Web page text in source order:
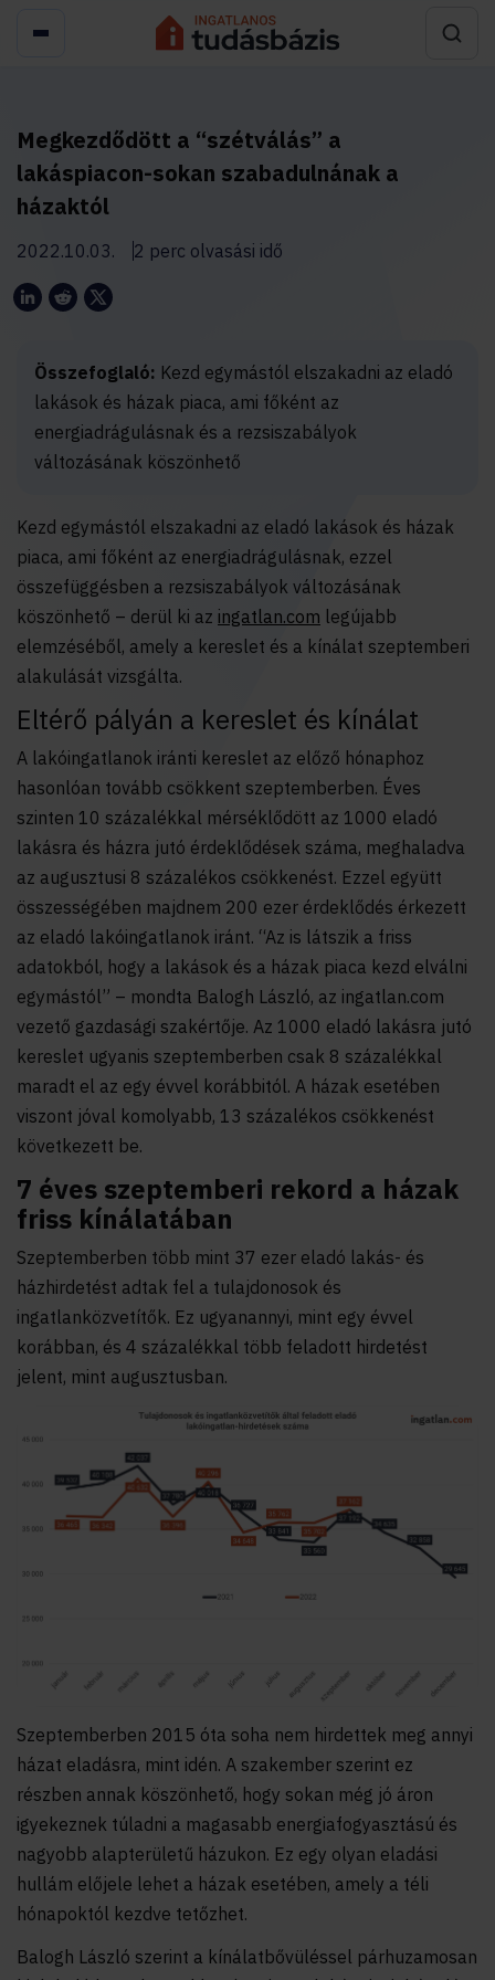
Megkezdődött a “szétválás” a
lakáspiacon-sokan szabadulnának a
házaktól
2022.10.03. 2 perc olvasási idő
Összefoglaló: Kezd egymástól elszakadni az eladó
lakások és házak piaca, ami főként az
energiadrágulásnak és a rezsiszabályok
változásának köszönhető
Kezd egymástól elszakadni az eladó lakások és házak
piaca, ami főként az energiadrágulásnak, ezzel
összefüggésben a rezsiszabályok változásának
köszönhető – derül ki az ingatlan.com legújabb
elemzéséből, amely a kereslet és a kínálat szeptemberi
alakulását vizsgálta.
Eltérő pályán a kereslet és kínálat
A lakóingatlanok iránti kereslet az előző hónaphoz
hasonlóan tovább csökkent szeptemberben. Éves
szinten 10 százalékkal mérséklődött az 1000 eladó
lakásra és házra jutó érdeklődések száma, meghaladva
az augusztusi 8 százalékos csökkenést. Ezzel együtt
összességében majdnem 200 ezer érdeklődés érkezett
az eladó lakóingatlanok iránt. “Az is látszik a friss
adatokból, hogy a lakások és a házak piaca kezd elválni
egymástól” – mondta Balogh László, az ingatlan.com
vezető gazdasági szakértője. Az 1000 eladó lakásra jutó
kereslet ugyanis szeptemberben csak 8 százalékkal
maradt el az egy évvel korábbitól. A házak esetében
viszont jóval komolyabb, 13 százalékos csökkenést
következett be.
7 éves szeptemberi rekord a házak
friss kínálatában
Szeptemberben több mint 37 ezer eladó lakás- és
házhirdetést adtak fel a tulajdonosok és
ingatlanközvetítők. Ez ugyanannyi, mint egy évvel
korábban, és 4 százalékkal több feladott hirdetést
jelent, mint augusztusban.
Szeptemberben 2015 óta soha nem hirdettek meg annyi
házat eladásra, mint idén. A szakember szerint ez
részben annak köszönhető, hogy sokan még jó áron
igyekeznek túladni a magasabb energiafogyasztású és
nagyobb alapterületű házukon. Ez egy olyan eladási
hullám előjele lehet a házak esetében, amely a téli
hónapoktól kezdve tetőzhet.
Balogh László szerint a kínálatbővüléssel párhuzamosan